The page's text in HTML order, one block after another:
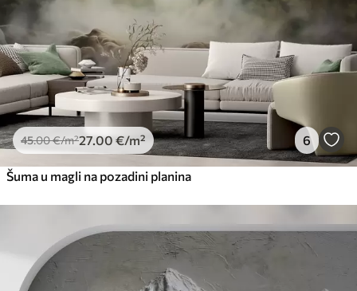
45.00€/m²27.00 €/m² 6
Šuma u magli na pozadini planina